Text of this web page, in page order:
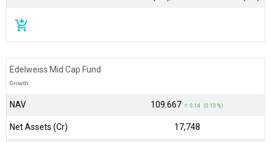
add_shopping_cart
Edelweiss Mid Cap Fund
Growth
NAV ₹109.667 ↑ 0.14 (0.13 %)
Net Assets (Cr) ₹17,748